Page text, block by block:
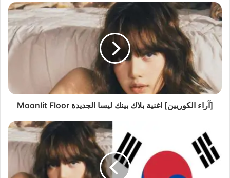
[آراء الكوريين] اغنية بلاك بينك ليسا الجديدة Moonlit Floor